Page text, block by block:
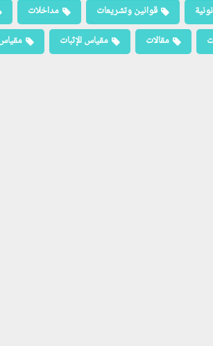
قوانين وتشريعات مداخلات
مقالات مقياس الإثبات